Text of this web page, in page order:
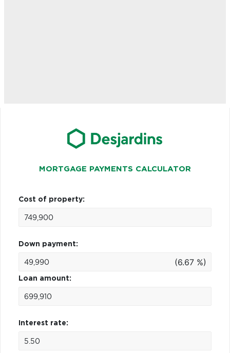
MORTGAGE PAYMENTS CALCULATOR
Cost of property:
Down payment:
(6.67 %)
Loan amount:
Interest rate: